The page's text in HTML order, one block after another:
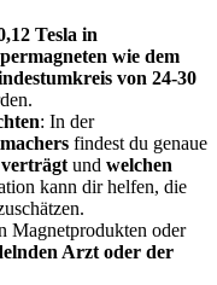
Tesla in
wie dem
von 24-30
: In der
findest du genaue
verträgt und welchen
kann dir helfen, die
Magnetprodukten oder
Arzt oder der